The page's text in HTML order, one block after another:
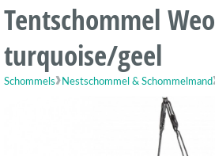
Tentschommel
turquoise/geel
Schommels Nestschommel & Schommelmand